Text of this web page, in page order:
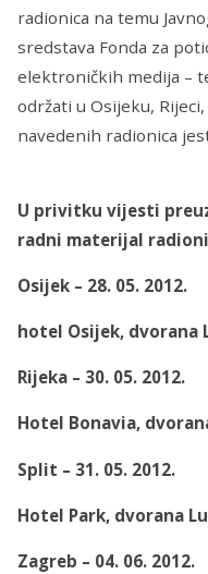
radionica na temu
sredstava Fonda za
elektroničkih medija –
održati u Osijeku,
navedenih radionica
U privitku vijesti
radni materijal
Osijek – 28. 05. 2012.
hotel Osijek, dvorana
Rijeka – 30. 05. 2012.
Hotel Bonavia,
Split – 31. 05. 2012.
Hotel Park, dvorana
Zagreb – 04. 06. 2012.